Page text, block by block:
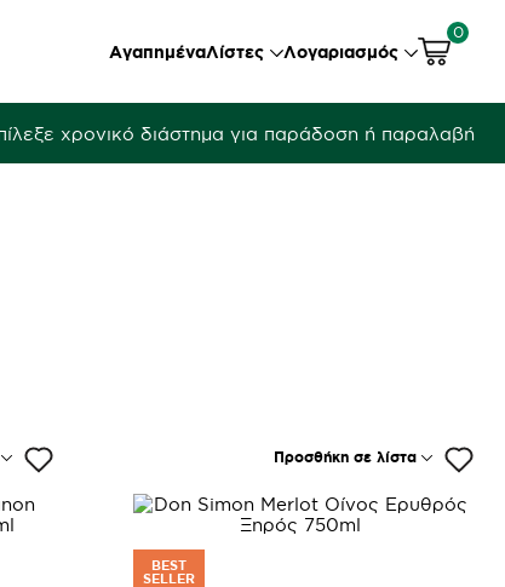
ΑγαπημέναΛίστες Λογαριασμός
0
χρονικό διάστημα για παράδοση ή παραλαβή
Προσθήκη σε λίστα
BEST
SELLER